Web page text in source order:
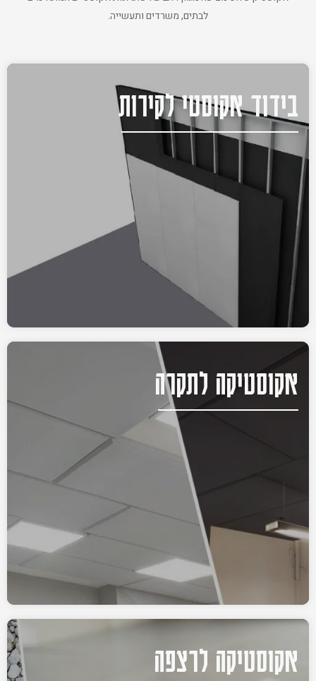
לבתים, משרדים ותעשייה.
בידוד אקוסטי לקירות
אקוסטיקה לתקרה
אקוסטיקה לרצפה